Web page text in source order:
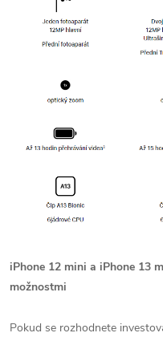
iPhone 12 mini a iPhone 13
možnostmi
Pokud se rozhodnete